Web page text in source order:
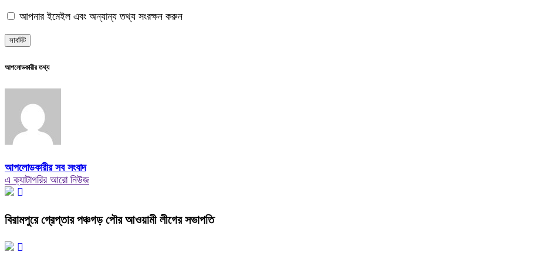
আপনার ইমেইল এবং অন্যান্য তথ্য সংরক্ষন করুন
আপলোডকারীর তথ্য
আপলোডকারীর সব সংবাদ
এ ক্যাটাগরির আরো নিউজ
বিরামপুরে গ্রেপ্তার পঞ্চগড় পৌর আওয়ামী লীগের সভাপতি